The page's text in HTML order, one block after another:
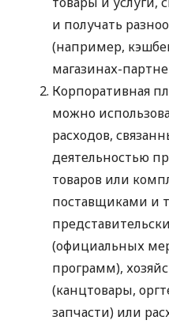
и получать
(например,
магазинах-
Корпоративная
можно
расходов,
деятельностью
товаров или
поставщиками и
(официальных
программ),
(канцтовары,
запчасти) или